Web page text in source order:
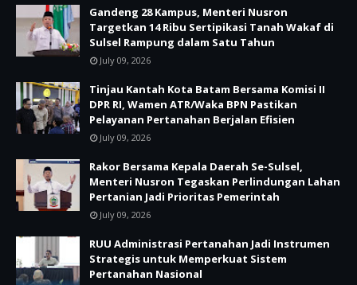
Gandeng 28 Kampus, Menteri Nusron
Targetkan 14 Ribu Sertipikasi Tanah Wakaf di
Sulsel Rampung dalam Satu Tahun
July 09, 2026
Tinjau Kantah Kota Batam Bersama Komisi II
DPR RI, Wamen ATR/Waka BPN Pastikan
Pelayanan Pertanahan Berjalan Efisien
July 09, 2026
Rakor Bersama Kepala Daerah Se-Sulsel,
Menteri Nusron Tegaskan Perlindungan Lahan
Pertanian Jadi Prioritas Pemerintah
July 09, 2026
RUU Administrasi Pertanahan Jadi Instrumen
Strategis untuk Memperkuat Sistem
Pertanahan Nasional